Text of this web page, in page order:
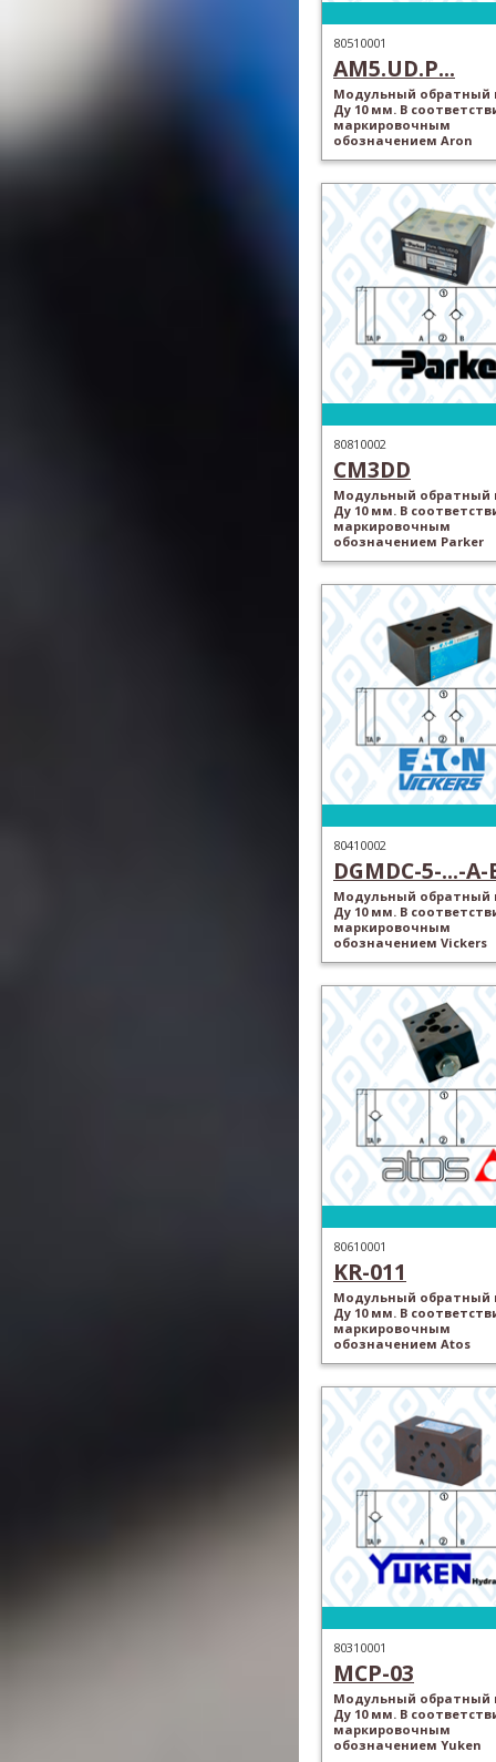
80510001
AM5.UD.P...
Модульный обратный
Ду 10 мм. В
маркировочным
обозначением Aron
80810002
CM3DD
Модульный обратный
Ду 10 мм. В
маркировочным
обозначением Parker
80410002
DGMDC-5-...-A-
Модульный обратный
Ду 10 мм. В
маркировочным
обозначением Vickers
80610001
KR-011
Модульный обратный
Ду 10 мм. В
маркировочным
обозначением Atos
80310001
MCP-03
Модульный обратный
Ду 10 мм. В
маркировочным
обозначением Yuken